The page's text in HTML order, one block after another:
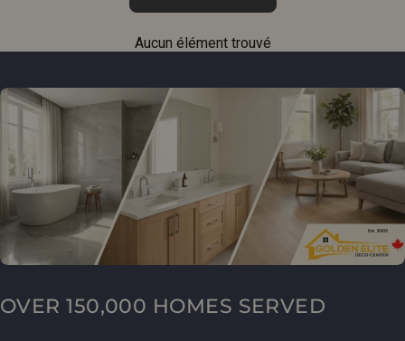
Aucun élément trouvé
OVER 150,000 HOMES SERVED